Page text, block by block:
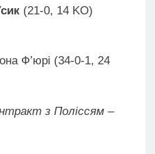
(21-0, 14 KO)
Ф’юрі (34-0-1, 24
з Поліссям –